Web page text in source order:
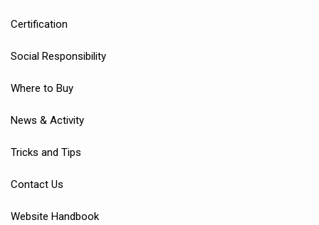
Certification
Social Responsibility
Where to Buy
News & Activity
Tricks and Tips
Contact Us
Website Handbook